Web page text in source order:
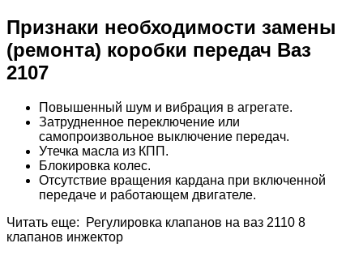
Признаки необходимости замены
(ремонта) коробки передач Ваз
2107
Повышенный шум и вибрация в агрегате.
Затрудненное переключение или
самопроизвольное выключение передач.
Утечка масла из КПП.
Блокировка колес.
Отсутствие вращения кардана при включенной
передаче и работающем двигателе.
Читать еще: Регулировка клапанов на ваз 2110 8
клапанов инжектор